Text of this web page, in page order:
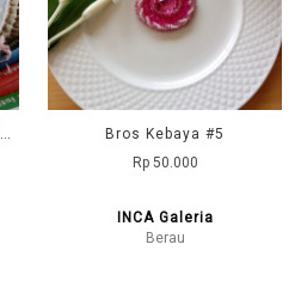
Kalung Kebaya Multifungsi (Biru - Hijau - Putih - Ungu)
Bros Kebaya #5
Rp 50.000
INCA Galeria
Berau